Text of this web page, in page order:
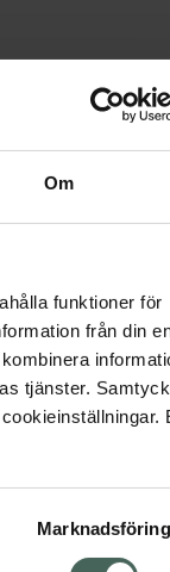
Om
funktioner för
från din
tjänster.
Marknadsföring